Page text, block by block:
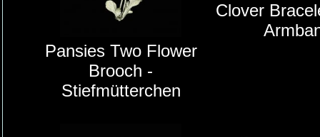
Pansies Two Flower
Brooch -
Stiefmütterchen
Clover